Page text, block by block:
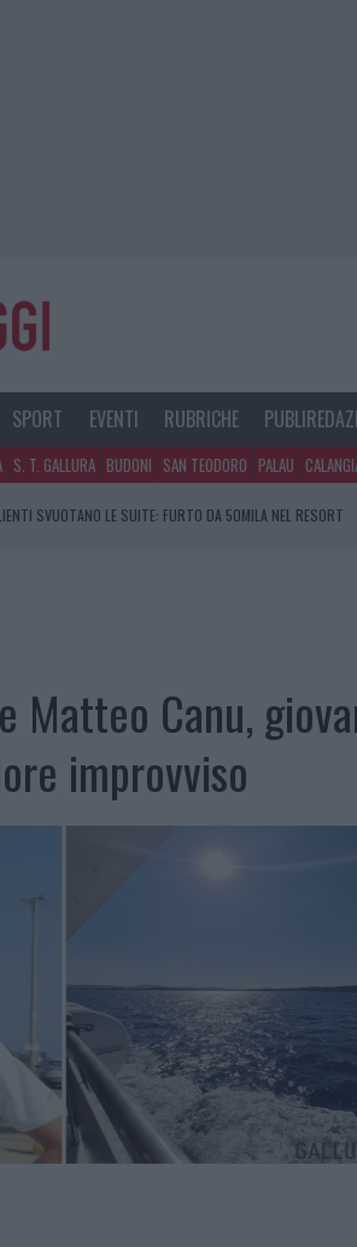
SPORT EVENTI RUBRICHE
S. T. GALLURA BUDONI SAN TEODORO PALAU
SVUOTANO LE SUITE: FURTO DA 50MILA NEL RESORT
PARTECIPAZIONE PER IL SUO RACCONTO
Matteo Canu,
improvviso